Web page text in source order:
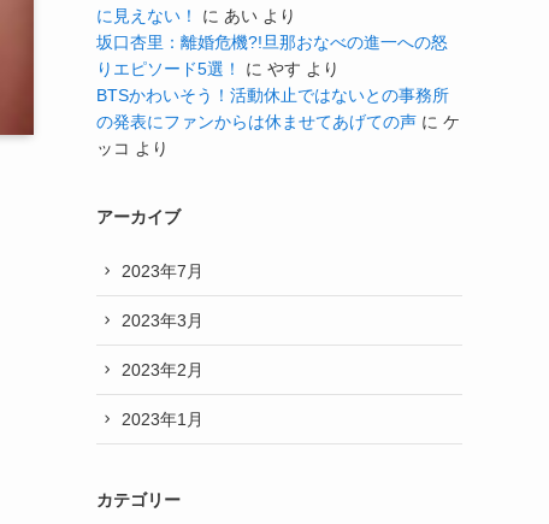
に見えない！
に あい より
坂口杏里：離婚危機?!旦那おなべの進一への怒
りエピソード5選！
に やす より
BTSかわいそう！活動休止ではないとの事務所
の発表にファンからは休ませてあげての声 に ケ
ッコ より
アーカイブ
2023年7月
2023年3月
2023年2月
2023年1月
カテゴリー